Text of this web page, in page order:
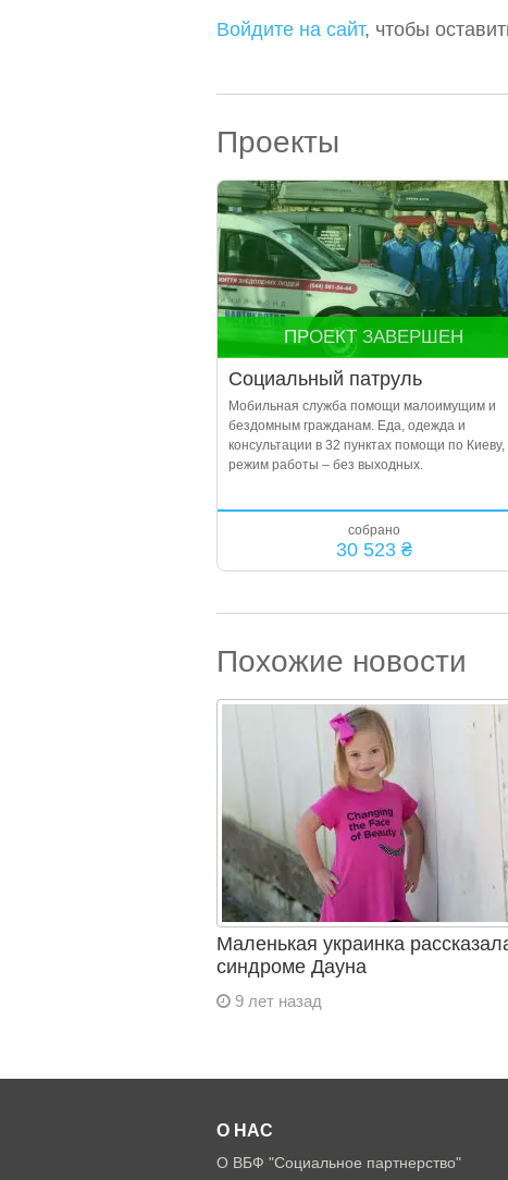
Войдите на сайт, чтобы
Проекты
ПРОЕКТ ЗАВЕРШЕН
Социальный патруль
Мобильная служба помощи малоимущим и
бездомным гражданам. Еда, одежда и
консультации в 32 пунктах помощи по Киеву,
режим работы – без выходных.
собрано
30 523 ₴
Похожие новости
Маленькая украинка
синдроме Дауна
9 лет назад
О НАС
О ВБФ "Социальное партнерство"